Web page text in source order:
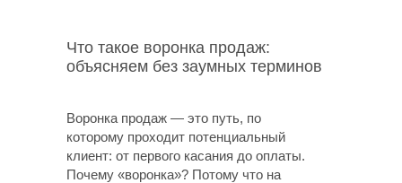
Воронка продаж — это путь, по
которому проходит потенциальный
клиент: от первого касания до оплаты.
Почему «воронка»? Потому что на
Что такое воронка продаж:
объясняем без заумных терминов